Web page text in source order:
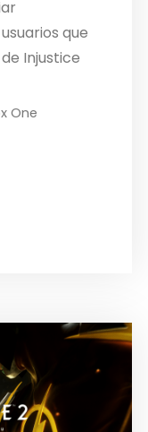
que
Injustice
La
se unirá a
Da inicio
One